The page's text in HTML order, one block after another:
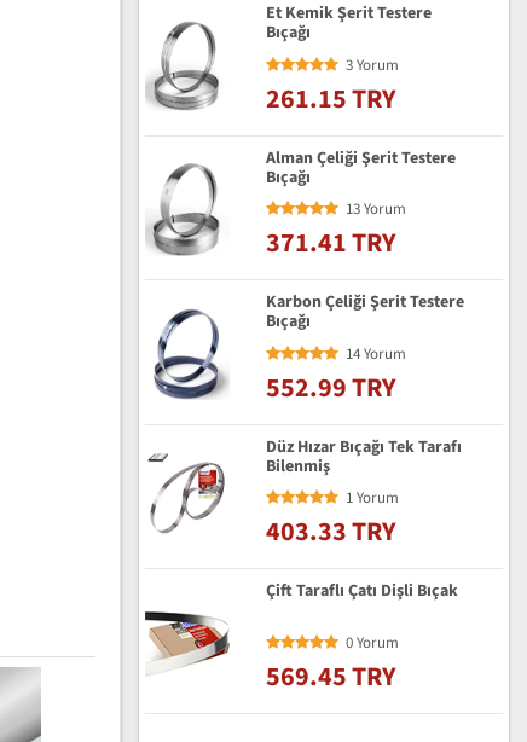
Et Kemik Şerit Testere
Bıçağı
3 Yorum
261.15 TRY
Alman Çeliği Şerit Testere
Bıçağı
13 Yorum
371.41 TRY
Karbon Çeliği Şerit Testere
Bıçağı
14 Yorum
552.99 TRY
Düz Hızar Bıçağı Tek Tarafı
Bilenmiş
1 Yorum
403.33 TRY
Çift Taraflı Çatı Dişli Bıçak
0 Yorum
569.45 TRY